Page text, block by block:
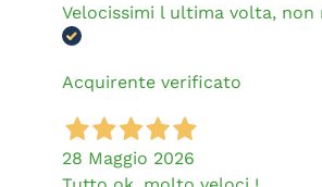
Velocissimi l ultima volta,
Acquirente verificato
28 Maggio 2026